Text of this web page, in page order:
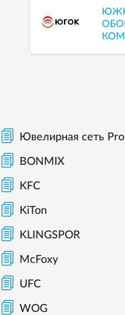
Ювелирная сеть
BONMIX
KFC
KiTon
KLINGSPOR
McFoxy
UFC
WOG